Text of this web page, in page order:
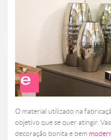
O material utilizado na
objetivo que se quer atingir.
decoração bonita e bem